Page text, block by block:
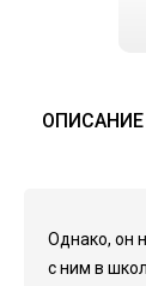
Однако, он
с ним в